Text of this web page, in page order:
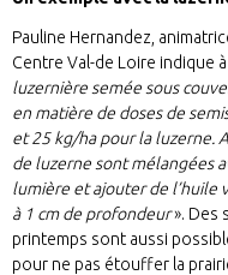
Pauline Hernandez,
Centre Val-de Loire indique
luzernière semée sous
en matière de doses de
et 25 kg/ha pour la luzerne.
de luzerne sont mélangées
lumière et ajouter de l’huile
à 1 cm de profondeur». Des
printemps sont aussi
pour ne pas étouffer la